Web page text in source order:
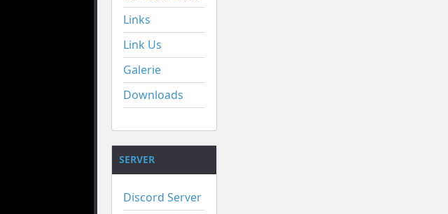
Links
Link Us
Galerie
Downloads
SERVER
Discord Server